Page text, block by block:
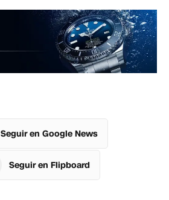
Seguir en Google News
Seguir en Flipboard